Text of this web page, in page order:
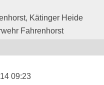
Kätinger Heide
Fahrenhorst
09:23